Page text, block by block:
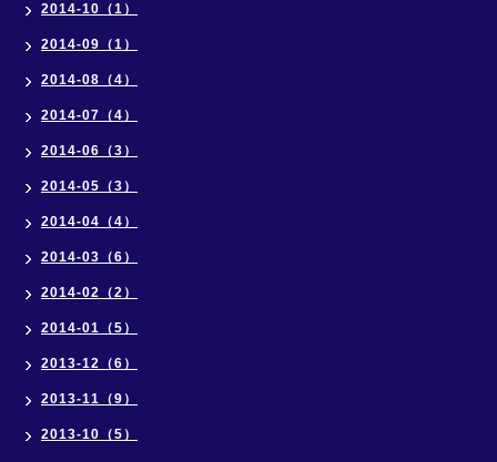
2014-10（1）
2014-09（1）
2014-08（4）
2014-07（4）
2014-06（3）
2014-05（3）
2014-04（4）
2014-03（6）
2014-02（2）
2014-01（5）
2013-12（6）
2013-11（9）
2013-10（5）